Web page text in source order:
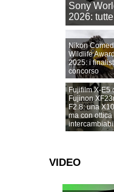
Sony
2026:
Nikon
Wildlife
2025: i
concorso
Fujifilm X-E5
Fujinon
F2.8: una
ma con ottica
VIDEO